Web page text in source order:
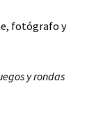
fotógrafo y
y rondas